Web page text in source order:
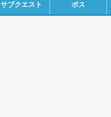
サブクエスト ボス